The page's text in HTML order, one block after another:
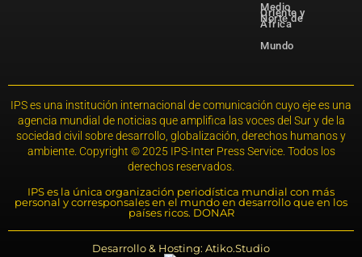
Medio
Oriente y
Norte de
África
Mundo
IPS es una institución internacional de comunicación cuyo eje es una
agencia mundial de noticias que amplifica las voces del Sur y de la
sociedad civil sobre desarrollo, globalización, derechos humanos y
ambiente. Copyright © 2025 IPS-Inter Press Service. Todos los
derechos reservados.
IPS es la única organización periodística mundial con más
personal y corresponsales en el mundo en desarrollo que en los
países ricos. DONAR
Desarrollo & Hosting: Atiko.Studio